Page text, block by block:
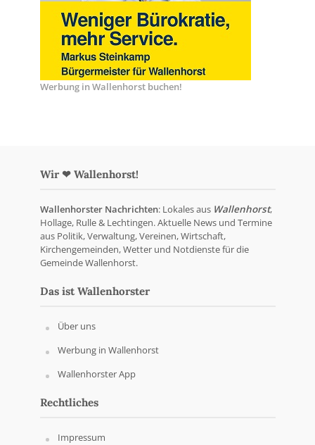
Werbung in Wallenhorst buchen!
Wir ❤ Wallenhorst!
Wallenhorster Nachrichten: Lokales aus Wallenhorst,
Hollage, Rulle & Lechtingen. Aktuelle News und Termine
aus Politik, Verwaltung, Vereinen, Wirtschaft,
Kirchengemeinden, Wetter und Notdienste für die
Gemeinde Wallenhorst.
Das ist Wallenhorster
Über uns
Werbung in Wallenhorst
Wallenhorster App
Rechtliches
Impressum